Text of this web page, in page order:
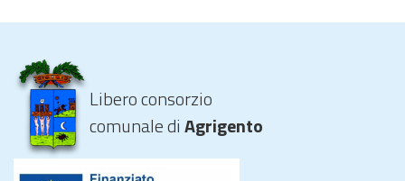
Libero consorzio
comunale diAgrigento